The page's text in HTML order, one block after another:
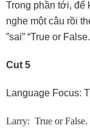
Trong phần tới, để
nghe một câu rồi
”sai” “True or
Cut 5
Language Focus:
Larry: True or False.